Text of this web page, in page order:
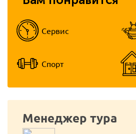
Сервис
Спорт
Менеджер тура